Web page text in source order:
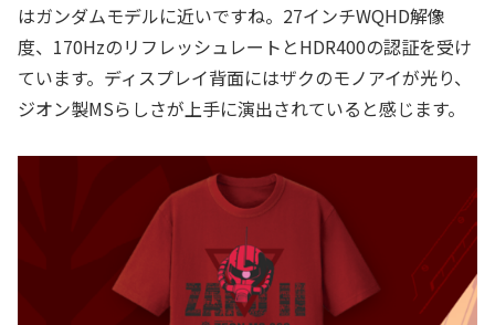
はガンダムモデルに近いですね。27インチWQHD解像
度、170HzのリフレッシュレートとHDR400の認証を受け
ています。ディスプレイ背面にはザクのモノアイが光り、
ジオン製MSらしさが上手に演出されていると感じます。